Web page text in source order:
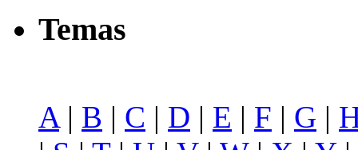
Temas
A| B | C | D | E | F | G |